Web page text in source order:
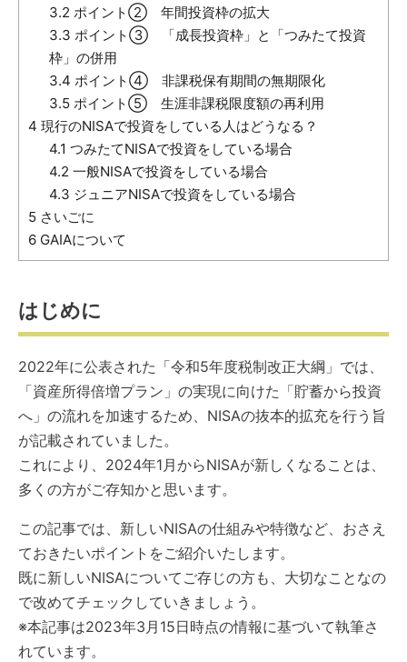
3.2 ポイント② 年間投資枠の拡大
3.3 ポイント③ 「成長投資枠」と「つみたて投資
枠」の併用
3.4 ポイント④ 非課税保有期間の無期限化
3.5ポイント⑤ 生涯非課税限度額の再利用
4 現行のNISAで投資をしている人はどうなる？
4.1 つみたてNISAで投資をしている場合
4.2 一般NISAで投資をしている場合
4.3 ジュニアNISAで投資をしている場合
5 さいごに
6 GAIAについて
はじめに
2022年に公表された「令和5年度税制改正大綱」では、
「資産所得倍増プラン」の実現に向けた「貯蓄から投資
へ」の流れを加速するため、NISAの抜本的拡充を行う旨
が記載されていました。
これにより、2024年1月からNISAが新しくなることは、
多くの方がご存知かと思います。
この記事では、新しいNISAの仕組みや特徴など、おさえ
ておきたいポイントをご紹介いたします。
既に新しいNISAについてご存じの方も、大切なことなの
で改めてチェックしていきましょう。
※本記事は2023年3月15日時点の情報に基づいて執筆さ
れています。